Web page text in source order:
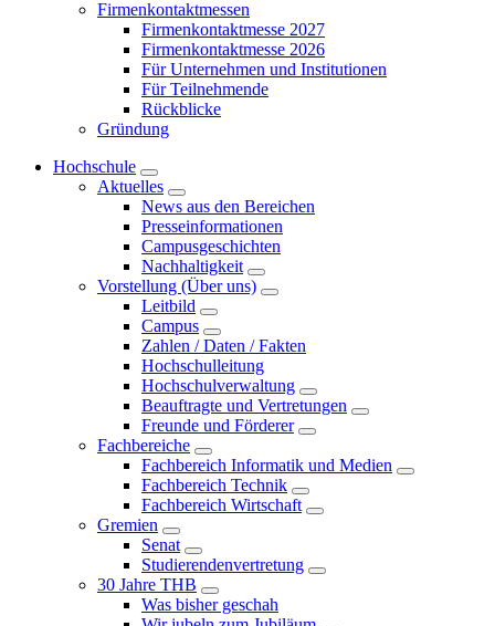
Firmenkontaktmessen
Firmenkontaktmesse 2027
Firmenkontaktmesse 2026
Für Unternehmen und Institutionen
Für Teilnehmende
Rückblicke
Gründung
Hochschule
Aktuelles
News aus den Bereichen
Presseinformationen
Campusgeschichten
Nachhaltigkeit
Vorstellung (Über uns)
Leitbild
Campus
Zahlen / Daten / Fakten
Hochschulleitung
Hochschulverwaltung
Beauftragte und Vertretungen
Freunde und Förderer
Fachbereiche
Fachbereich Informatik und Medien
Fachbereich Technik
Fachbereich Wirtschaft
Gremien
Senat
Studierendenvertretung
30 Jahre THB
Was bisher geschah